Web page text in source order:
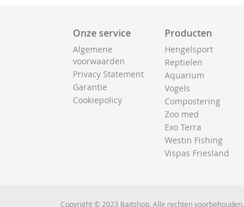
Onze service
Algemene
voorwaarden
Privacy Statement
Garantie
Cookiepolicy
Producten
Hengelsport
Reptielen
Aquarium
Vogels
Compostering
Zoo med
Exo Terra
Westin Fishing
Vispas Friesland
Copyright © 2023 Baitshop. Alle rechten voorbehouden.